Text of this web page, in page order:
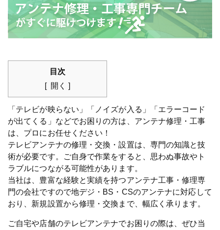
目次
開く
「テレビが映らない」「ノイズが入る」「エラーコード
が出てくる」などでお困りの方は、アンテナ修理・工事
は、プロにお任せください！
テレビアンテナの修理・交換・設置は、専門の知識と技
術が必要です。ご自身で作業をすると、思わぬ事故やト
ラブルにつながる可能性があります。
当社は、豊富な経験と実績を持つアンテナ工事・修理専
門の会社ですので地デジ・BS・CSのアンテナに対応して
おり、新規設置から修理・交換まで、幅広く承ります。
ご自宅や店舗のテレビアンテナでお困りの際は、ぜひ当